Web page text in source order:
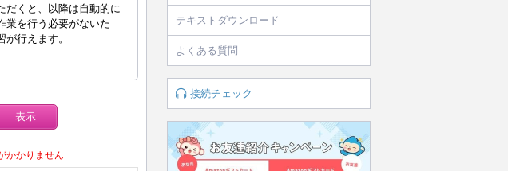
だくと、以降は自動的に
業を行う必要がないた
行えます。
かかりません
テキストダウンロード
よくある質問
接続チェック